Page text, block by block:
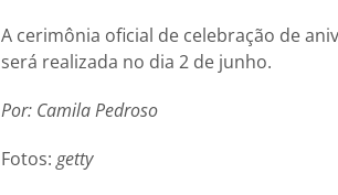
A cerimônia oficial de celebração de
será realizada no dia 2 de junho.
Por: Camila Pedroso
Fotos: getty